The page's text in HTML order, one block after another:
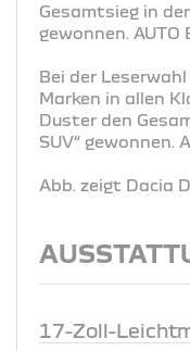
Gesamtsieg in
gewonnen. AUTO
Bei der Leserwahl
Marken in allen
Duster den
SUV“ gewonnen.
Abb. zeigt Dacia
17-Zoll-